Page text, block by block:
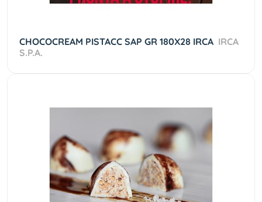
CHOCOCREAM PISTACC SAP GR 180X28 IRCA IRCA
S.P.A.